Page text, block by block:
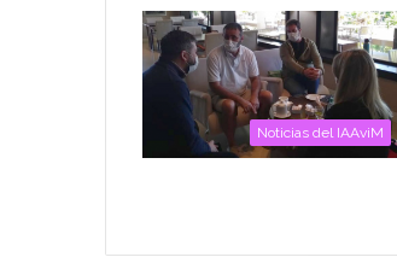
Noticias del IAAviM